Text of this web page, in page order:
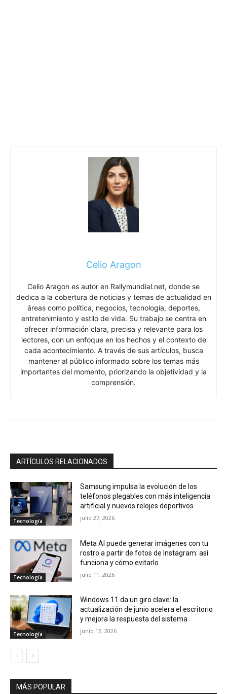
Celio Aragon
Celio Aragon es autor en Rallymundial.net, donde se
dedica a la cobertura de noticias y temas de actualidad en
áreas como política, negocios, tecnología, deportes,
entretenimiento y estilo de vida. Su trabajo se centra en
ofrecer información clara, precisa y relevante para los
lectores, con un enfoque en los hechos y el contexto de
cada acontecimiento. A través de sus artículos, busca
mantener al público informado sobre los temas más
importantes del momento, priorizando la objetividad y la
comprensión.
ARTÍCULOS RELACIONADOS
Tecnología
Samsung impulsa la evolución de los
teléfonos plegables con más inteligencia
artificial y nuevos relojes deportivos
julio 27, 2026
Tecnología
Meta AI puede generar imágenes con tu
rostro a partir de fotos de Instagram: así
funciona y cómo evitarlo
julio 11, 2026
Tecnología
Windows 11 da un giro clave: la
actualización de junio acelera el escritorio
y mejora la respuesta del sistema
junio 12, 2026
MÁS POPULAR